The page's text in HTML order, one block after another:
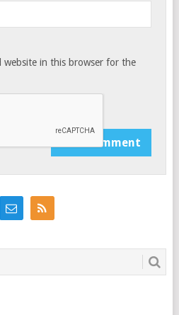
website in this browser for the